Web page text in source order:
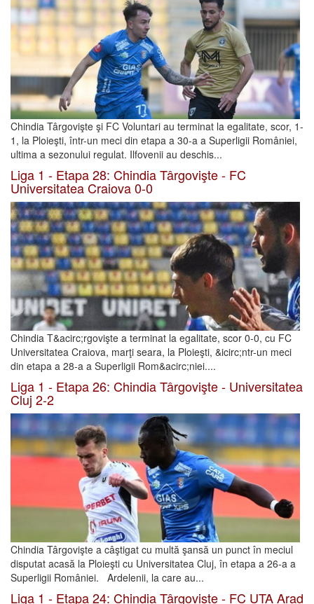
Chindia Târgovişte şi FC Voluntari au terminat la egalitate, scor, 1-
1, la Ploieşti, într-un meci din etapa a 30-a a Superligii României,
ultima a sezonului regulat. Ilfovenii au deschis...
Liga 1 - Etapa 28: Chindia Târgovişte - FC
Universitatea Craiova 0-0
Chindia T&acirc;rgovişte a terminat la egalitate, scor 0-0, cu FC
Universitatea Craiova, marţi seara, la Ploieşti, &icirc;ntr-un meci
din etapa a 28-a a Superligii Rom&acirc;niei....
Liga 1 - Etapa 26: Chindia Târgovişte - Universitatea
Cluj 2-2
Chindia Târgovişte a câştigat cu multă şansă un punct în meciul
disputat acasă la Ploieşti cu Universitatea Cluj, în etapa a 26-a a
Superligii României. Ardelenii, la care au...
Liga 1 - Etapa 24: Chindia Târgoviște - FC UTA Arad